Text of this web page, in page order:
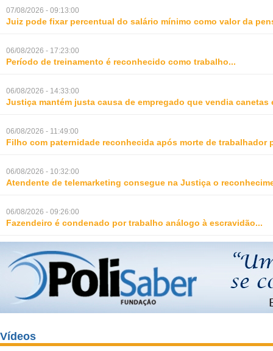
07/08/2026 - 09:13:00
Juiz pode fixar percentual do salário mínimo como valor da
06/08/2026 - 17:23:00
Período de treinamento é reconhecido como trabalho...
06/08/2026 - 14:33:00
Justiça mantém justa causa de empregado que vendia canetas
06/08/2026 - 11:49:00
Filho com paternidade reconhecida após morte de trabalhador
06/08/2026 - 10:32:00
Atendente de telemarketing consegue na Justiça o
06/08/2026 - 09:26:00
Fazendeiro é condenado por trabalho análogo à escravidão...
Vídeos